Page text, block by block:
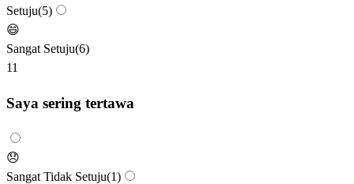
Setuju(5)
😄
Sangat Setuju(6)
11
Saya sering tertawa
😞
Sangat Tidak Setuju(1)